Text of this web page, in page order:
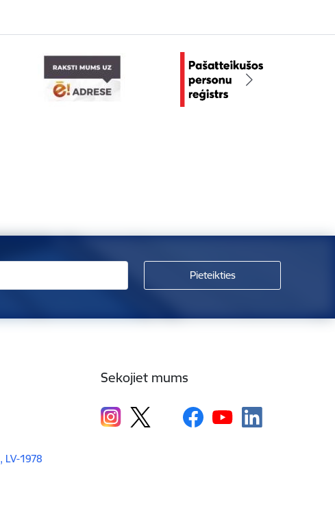
LV-1978
Sekojiet mums